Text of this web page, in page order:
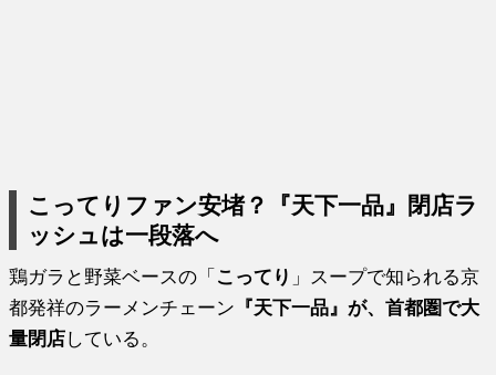
こってりファン安堵？『天下一品』閉店ラ
ッシュは一段落へ
鶏ガラと野菜ベースの「 こってり 」スープで知られる京
都発祥のラーメンチェーン 『天下一品』が、首都圏で大
量閉店している。